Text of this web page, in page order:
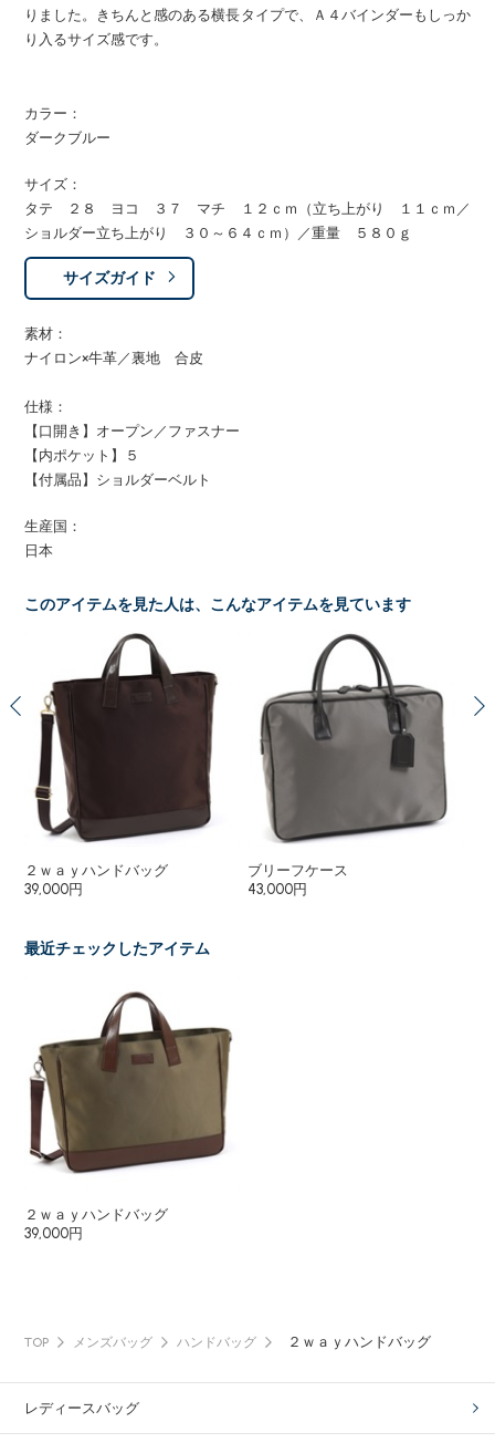
りました。きちんと感のある横長タイプで、Ａ４バインダーもしっか
り入るサイズ感です。
カラー：
ダークブルー
サイズ：
タテ ２８ ヨコ ３７ マチ １２ｃｍ（立ち上がり １１ｃｍ／
ショルダー立ち上がり ３０～６４ｃｍ）／重量 ５８０ｇ
サイズガイド
素材：
ナイロン×牛革／裏地 合皮
仕様：
【口開き】オープン／ファスナー
【内ポケット】５
【付属品】ショルダーベルト
生産国：
日本
このアイテムを見た人は、こんなアイテムを見ています
２ｗａｙハンドバッグ
39,000円
ブリーフケース
43,000円
最近チェックしたアイテム
２ｗａｙハンドバッグ
39,000円
TOP メンズバッグ ハンドバッグ ２ｗａｙハンドバッグ
レディースバッグ